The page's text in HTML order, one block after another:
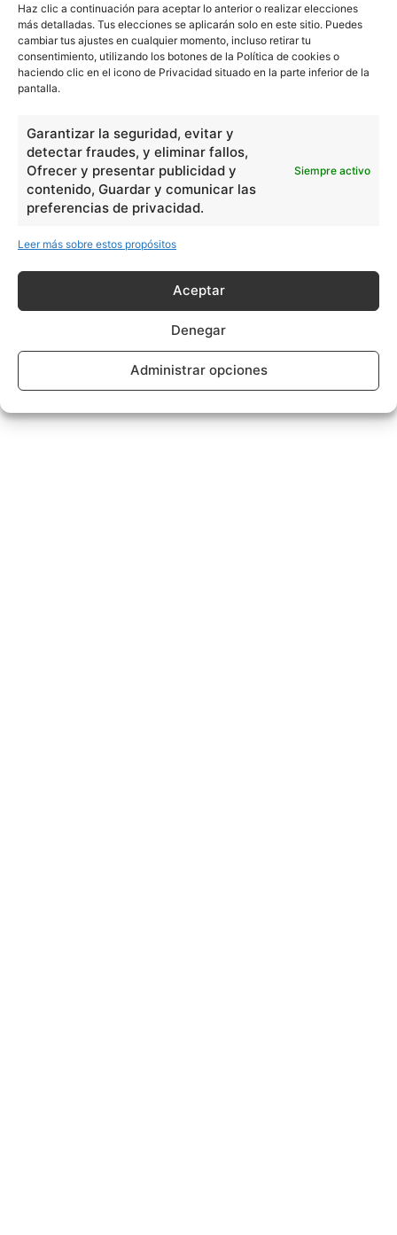
Haz clic a continuación para aceptar lo anterior o realizar elecciones
más detalladas. Tus elecciones se aplicarán solo en este sitio. Puedes
cambiar tus ajustes en cualquier momento, incluso retirar tu
consentimiento, utilizando los botones de la Política de cookies o
haciendo clic en el icono de Privacidad situado en la parte inferior de la
pantalla.
Garantizar la seguridad, evitar y
detectar fraudes, y eliminar fallos,
Ofrecer y presentar publicidad y
contenido, Guardar y comunicar las
preferencias de privacidad.
Siempre activo
Leer más sobre estos propósitos
Aceptar
Denegar
Administrar opciones